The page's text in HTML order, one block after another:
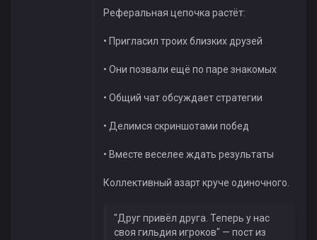
Реферальная цепочка растёт:
• Пригласил троих близких друзей
• Они позвали ещё по паре знакомых
• Общий чат обсуждает стратегии
• Делимся скриншотами побед
• Вместе веселее ждать результаты
Коллективный азарт круче одиночного.
"Друг привёл друга. Теперь у нас
своя гильдия игроков" — пост из